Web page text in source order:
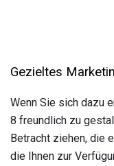
Gezieltes
Wenn Sie sich dazu
8 freundlich zu
Betracht ziehen, die
die Ihnen zur